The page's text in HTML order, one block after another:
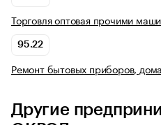
Торговля оптовая прочими
95.22
Ремонт бытовых приборов,
Другие